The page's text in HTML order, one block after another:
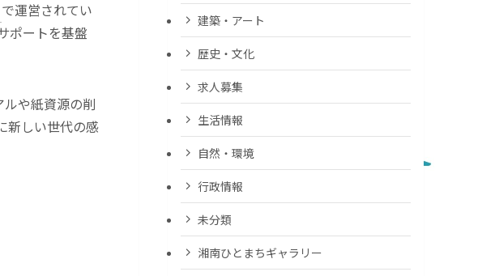
で運営されてい
ポートを基盤
や紙資源の削
新しい世代の感
建築・アート
歴史・文化
求人募集
生活情報
自然・環境
行政情報
未分類
湘南ひとまちギャラリー